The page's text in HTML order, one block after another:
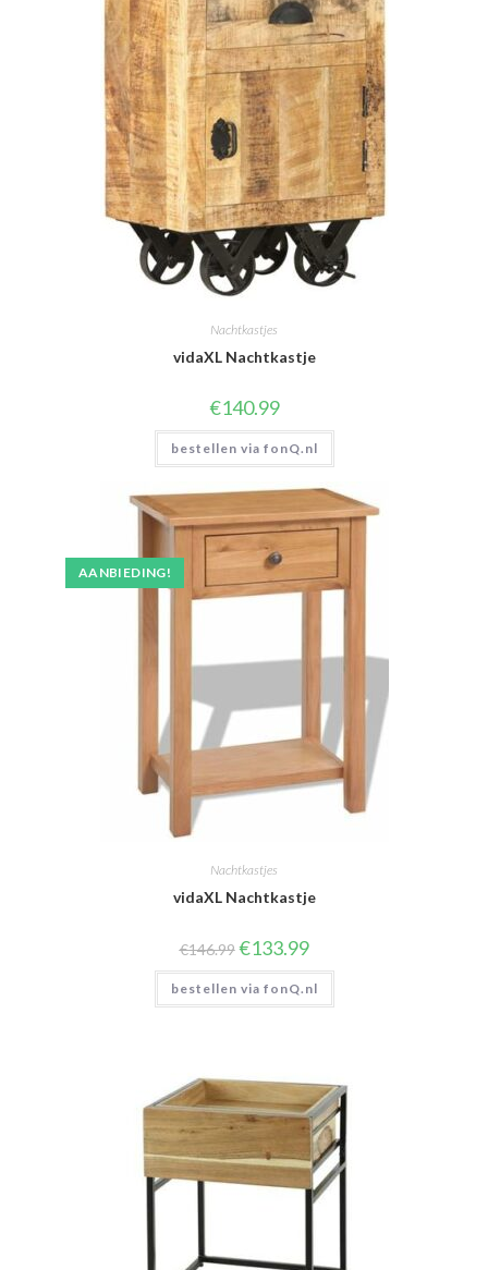
Nachtkastjes
vidaXL Nachtkastje
€140.99
bestellen via fonQ.nl
AANBIEDING!
Nachtkastjes
vidaXL Nachtkastje
€146.99 Oorspronkelijke
prijs
was:
€146.99.
€133.99Huidige
is:
€133.99.
bestellen via fonQ.nl